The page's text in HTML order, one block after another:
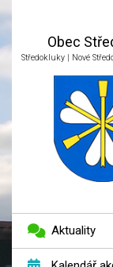
Obec
Středokluky | Nové
Aktuality